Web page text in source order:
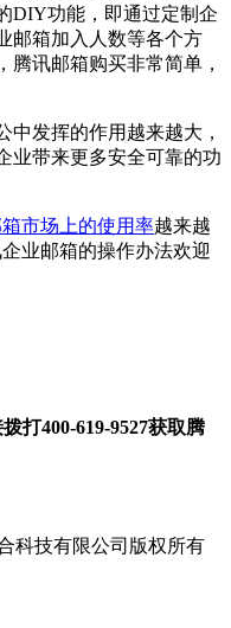
DIY功能，即通过定制企
邮箱加入人数等各个方
腾讯邮箱购买非常简单，
发挥的作用越来越大，
业带来更多安全可靠的功
市场上的使用率越来越
业邮箱的操作办法欢迎
打400-619-9527获取腾
科技有限公司版权所有